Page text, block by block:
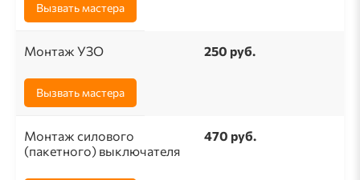
Вызвать мастера
Монтаж УЗО 250 руб.
Вызвать мастера
Монтаж силового
(пакетного) выключателя
470 руб.